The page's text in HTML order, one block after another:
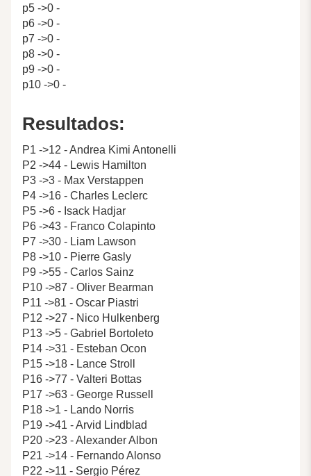
p5 ->0 -
p6 ->0 -
p7 ->0 -
p8 ->0 -
p9 ->0 -
p10 ->0 -
Resultados:
P1 ->12 - Andrea Kimi Antonelli
P2 ->44 - Lewis Hamilton
P3 ->3 - Max Verstappen
P4 ->16 - Charles Leclerc
P5 ->6 - Isack Hadjar
P6 ->43 - Franco Colapinto
P7 ->30 - Liam Lawson
P8 ->10 - Pierre Gasly
P9 ->55 - Carlos Sainz
P10 ->87 - Oliver Bearman
P11 ->81 - Oscar Piastri
P12 ->27 - Nico Hulkenberg
P13 ->5 - Gabriel Bortoleto
P14 ->31 - Esteban Ocon
P15 ->18 - Lance Stroll
P16 ->77 - Valteri Bottas
P17 ->63 - George Russell
P18 ->1 - Lando Norris
P19 ->41 - Arvid Lindblad
P20 ->23 - Alexander Albon
P21 ->14 - Fernando Alonso
P22 ->11 - Sergio Pérez